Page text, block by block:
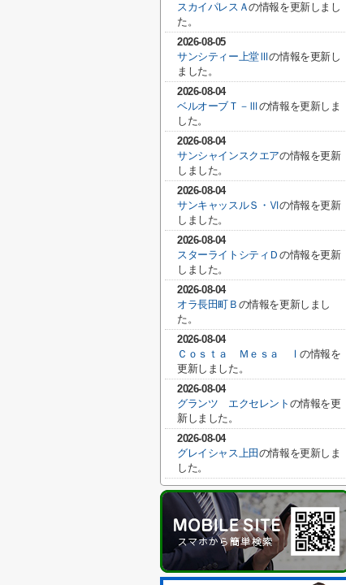
スカイパレスＡの情報を更新しまし
た。
2026-08-05
サンシティー上堂Ⅲの情報を更新し
ました。
2026-08-04
ベルオーブＴ－Ⅲ の情報を更新しま
した。
2026-08-04
サンシャインスクエアの情報を更新
しました。
2026-08-04
サンキャッスルＳ・Ⅵの情報を更新
しました。
2026-08-04
スターライトシティＤの情報を更新
しました。
2026-08-04
オラ長田町Ｂ の情報を更新しまし
た。
2026-08-04
Ｃｏｓｔａ Ｍｅｓａ Ⅰの情報を
更新しました。
2026-08-04
グランツ エクセレント の情報を更
新しました。
2026-08-04
グレイシャス上田 の情報を更新しま
した。